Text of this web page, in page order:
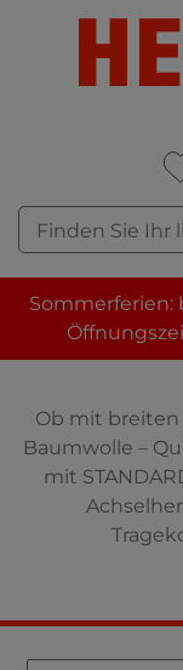
Sommerferien:
Ob mit breiten
Baumwolle –
mit